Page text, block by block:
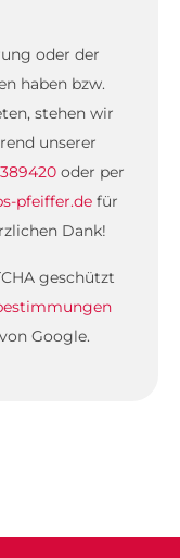
oder der
haben bzw.
stehen wir
unserer
oder per
pfeiffer.defür
Dank!
geschützt
Google.